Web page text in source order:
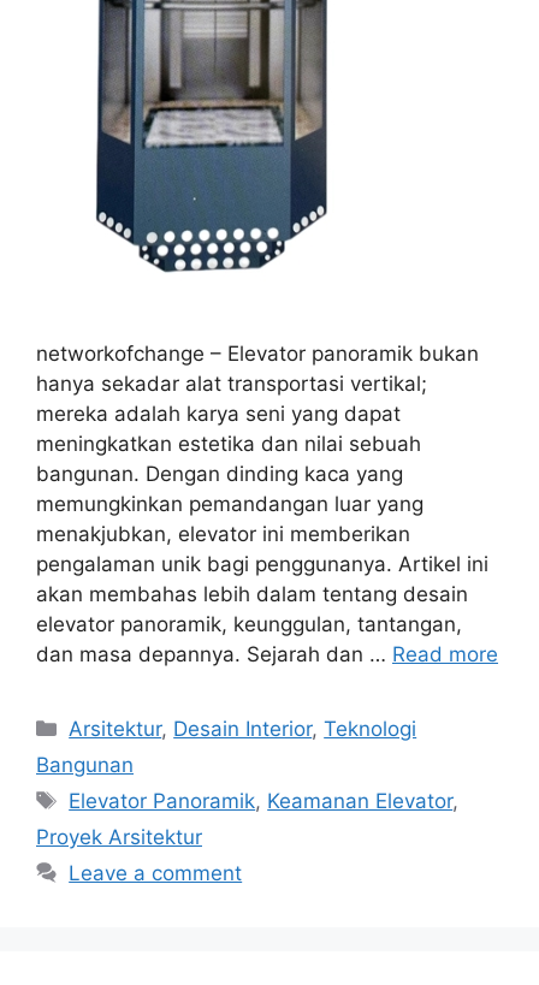
networkofchange – Elevator panoramik bukan
hanya sekadar alat transportasi vertikal;
mereka adalah karya seni yang dapat
meningkatkan estetika dan nilai sebuah
bangunan. Dengan dinding kaca yang
memungkinkan pemandangan luar yang
menakjubkan, elevator ini memberikan
pengalaman unik bagi penggunanya. Artikel ini
akan membahas lebih dalam tentang desain
elevator panoramik, keunggulan, tantangan,
dan masa depannya. Sejarah dan … Read more
Categories
Arsitektur, Desain Interior,Teknologi
Bangunan
Tags
Elevator Panoramik, Keamanan Elevator,
Proyek Arsitektur
Leave a comment